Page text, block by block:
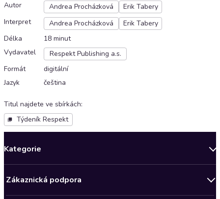
Autor Andrea Procházková
Erik Tabery
Interpret
Andrea Procházková
Erik Tabery
Délka
18 minut
Vydavatel
Respekt Publishing a.s.
Formát
digitální
Jazyk
čeština
Titul najdete ve sbírkách:
Týdeník Respekt
Kategorie
Bestsellery měsíce
Zákaznická podpora